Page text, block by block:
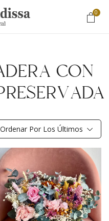
0
CON
Ordenar Por Los Últimos